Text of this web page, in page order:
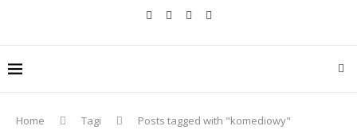
Home Tagi Posts tagged with "komediowy"